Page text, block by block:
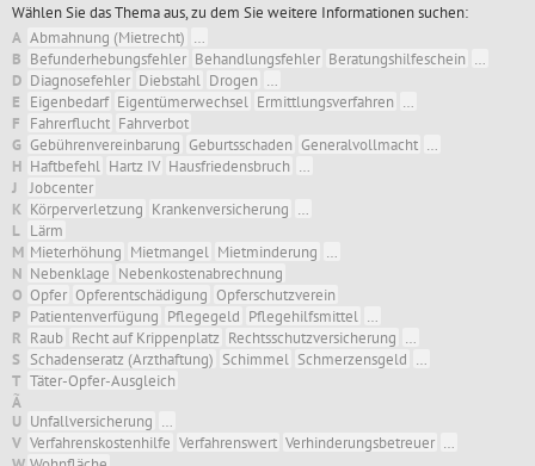
Wählen Sie das Thema aus, zu dem Sie weitere Informationen suchen:
A Abmahnung (Mietrecht)
B Befunderhebungsfehler Behandlungsfehler Beratungshilfeschein
D Diagnosefehler Diebstahl Drogen
E
Eigenbedarf Eigentümerwechsel Ermittlungsverfahren
F
Fahrerflucht Fahrverbot
G Gebührenvereinbarung Geburtsschaden Generalvollmacht
H Haftbefehl Hartz IV Hausfriedensbruch
J
Jobcenter
K Körperverletzung Krankenversicherung
L Lärm
M Mieterhöhung Mietmangel Mietminderung
N Nebenklage Nebenkostenabrechnung
O Opfer Opferentschädigung Opferschutzverein
P Patientenverfügung Pflegegeld Pflegehilfsmittel
R Raub Recht auf Krippenplatz Rechtsschutzversicherung
S
Schadenseratz (Arzthaftung) Schimmel Schmerzensgeld
T Täter-Opfer-Ausgleich
Ã
U Unfallversicherung
V Verfahrenskostenhilfe Verfahrenswert Verhinderungsbetreuer